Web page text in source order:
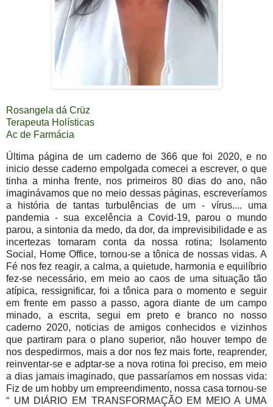
Rosangela dá Crüz
Terapeuta Holísticas
Ac de Farmácia
Última página de um caderno de 366 que foi 2020, e no
inicio desse caderno empolgada comecei a escrever, o que
tinha a minha frente, nos primeiros 80 dias do ano, não
imaginávamos que no meio dessas páginas, escreveríamos
a história de tantas turbulências de um - vírus.... uma
pandemia - sua excelência a Covid-19, parou o mundo
parou, a sintonia da medo, da dor, da imprevisibilidade e as
incertezas tomaram conta da nossa rotina; Isolamento
Social, Home Office, tornou-se a tônica de nossas vidas. A
Fé nos fez reagir, a calma, a quietude, harmonia e equilíbrio
fez-se necessário, em meio ao caos de uma situação tão
atípica, ressignificar, foi a tônica para o momento e seguir
em frente em passo a passo, agora diante de um campo
minado, a escrita, segui em preto e branco no nosso
caderno 2020, noticias de amigos conhecidos e vizinhos
que partiram para o plano superior, não houver tempo de
nos despedirmos, mais a dor nos fez mais forte, reaprender,
reinventar-se e adptar-se a nova rotina foi preciso, em meio
a dias jamais imaginado, que passaríamos em nossas vida:
Fiz de um hobby um empreendimento, nossa casa tornou-se
“ UM DIÁRIO EM TRANSFORMAÇÃO EM MEIO A UMA